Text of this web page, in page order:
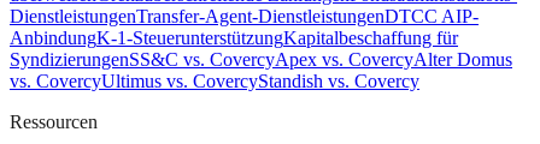
DienstleistungenTransfer-Agent-DienstleistungenDTCC AIP-
AnbindungK-1-SteuerunterstützungKapitalbeschaffung für
SyndizierungenSS&C vs. CovercyApex vs. CovercyAlter Domus
vs. CovercyUltimus vs. CovercyStandish vs. Covercy
Ressourcen